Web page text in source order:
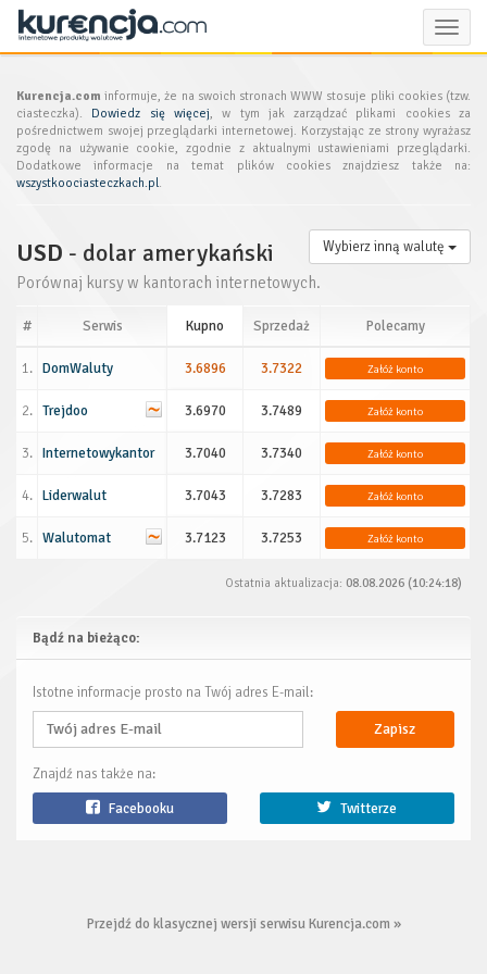
Toggle
Kurencja.com informuje, że na swoich stronach WWW stosuje pliki cookies (tzw.
ciasteczka). Dowiedz się więcej, w tym jak zarządzać plikami cookies za
pośrednictwem swojej przeglądarki internetowej. Korzystając ze strony wyrażasz
zgodę na używanie cookie, zgodnie z aktualnymi ustawieniami przeglądarki.
Dodatkowe informacje na temat plików cookies znajdziesz także na:
wszystkoociasteczkach.pl.
Wybierz inną walutę
USD - dolar amerykański
Porównaj kursy w kantorach internetowych.
# Serwis Kupno Sprzedaż Polecamy
1. DomWaluty 3.6896 3.7322 Załóż konto
2. Trejdoo 3.6970 3.7489 Załóż konto
3. Internetowykantor 3.7040 3.7340 Załóż konto
4. Liderwalut 3.7043 3.7283 Załóż konto
5. Walutomat 3.7123 3.7253 Załóż konto
Ostatnia aktualizacja: 08.08.2026 (10:24:18)
Bądź na bieżąco:
Istotne informacje prosto na Twój adres E-mail:
Zapisz
Znajdź nas także na:
Facebooku
Twitterze
Przejdź do klasycznej wersji serwisu Kurencja.com »